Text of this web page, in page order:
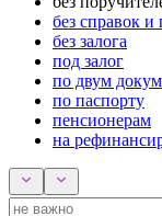
без справок и
без залога
под залог
по двум
по паспорту
пенсионерам
на